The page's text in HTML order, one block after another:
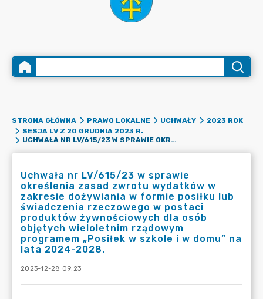
STRONA GŁÓWNA PRAWO LOKALNE UCHWAŁY
2023 ROK
SESJA LV Z 20 GRUDNIA 2023 R.
UCHWAŁA NR LV/615/23 W SPRAWIE OKREŚLENIA ZASAD ZWROTU WYDATKÓW W ZAKRESIE DOŻYWIANIA W FORMIE POSIŁKU LUB ŚWIADCZENIA RZECZOWEGO W POSTACI PRODUKTÓW ŻYWNOŚCIOWYCH DLA OSÓB OBJĘTYCH WIELOLETNIM RZĄDOWYM PROGRAMEM „POSIŁEK W SZKOLE I W DOMU” NA LATA 2024-2028.
Uchwała nr LV/615/23 w sprawie
określenia zasad zwrotu wydatków w
zakresie dożywiania w formie posiłku lub
świadczenia rzeczowego w postaci
produktów żywnościowych dla osób
objętych wieloletnim rządowym
programem „Posiłek w szkole i w domu” na
lata 2024-2028.
2023-12-28 09:23